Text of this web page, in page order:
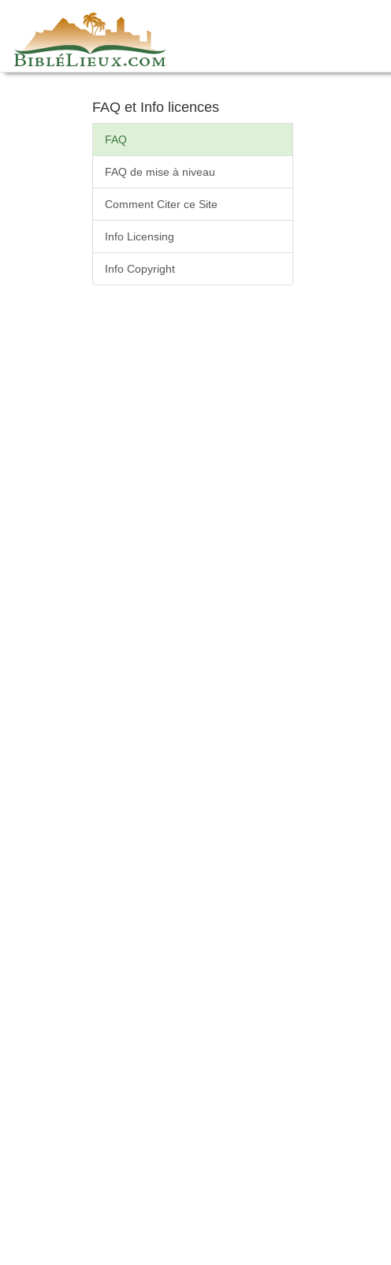
content
FAQ et Info licences
FAQ
FAQ de mise à niveau
Comment Citer ce Site
Info Licensing
Info Copyright